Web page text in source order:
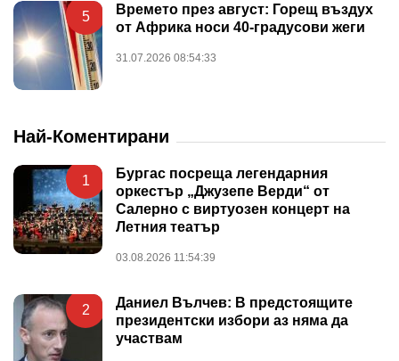
5
Времето през август: Горещ въздух
от Африка носи 40-градусови жеги
31.07.2026 08:54:33
Най-Коментирани
1
Бургас посреща легендарния
оркестър „Джузепе Верди“ от
Салерно с виртуозен концерт на
Летния театър
03.08.2026 11:54:39
2
Даниел Вълчев: В предстоящите
президентски избори аз няма да
участвам